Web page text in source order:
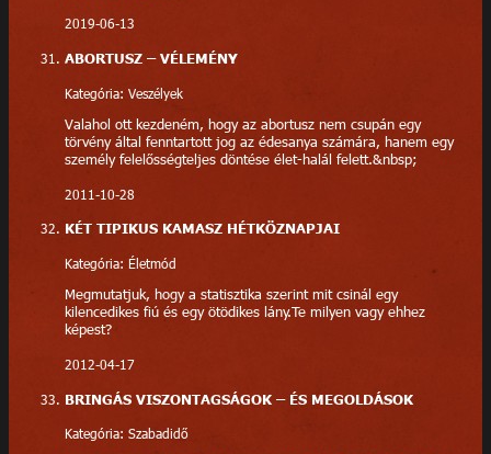
2019-06-13
ABORTUSZ – VÉLEMÉNY
Kategória: Veszélyek
Valahol ott kezdeném, hogy az abortusz nem csupán egy
törvény által fenntartott jog az édesanya számára, hanem egy
személy felelősségteljes döntése élet-halál felett.&nbsp;
2011-10-28
KÉT TIPIKUS KAMASZ HÉTKÖZNAPJAI
Kategória: Életmód
Megmutatjuk, hogy a statisztika szerint mit csinál egy
kilencedikes fiú és egy ötödikes lány.Te milyen vagy ehhez
képest?
2012-04-17
BRINGÁS VISZONTAGSÁGOK – ÉS MEGOLDÁSOK
Kategória: Szabadidő